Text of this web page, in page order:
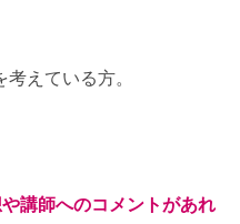
えている方。
講師へのコメントがあれ